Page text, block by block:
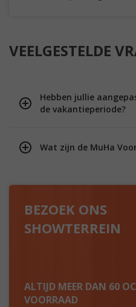
VEELGESTELDE
Hebben jullie
de vakantieperiode?
Wat zijn de MuHa
BEZOEK ONS
SHOWTERREIN
ALTIJD MEER DAN 60
VOORRAAD